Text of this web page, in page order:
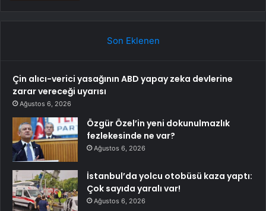
Son Eklenen
Çin alıcı-verici yasağının ABD yapay zeka devlerine
zarar vereceği uyarısı
Ağustos 6, 2026
Özgür Özel’in yeni dokunulmazlık
fezlekesinde ne var?
Ağustos 6, 2026
İstanbul’da yolcu otobüsü kaza yaptı:
Çok sayıda yaralı var!
Ağustos 6, 2026